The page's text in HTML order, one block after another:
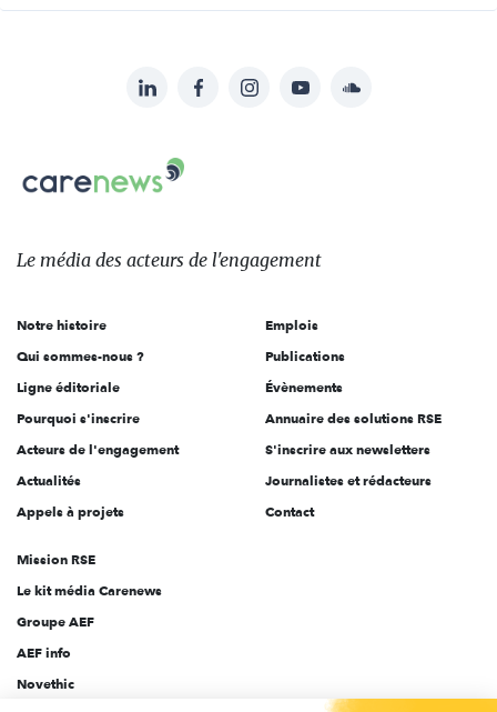
sur:
LinkedInFacebookInstagramYouTubeSoundcloud
Carenews,
Le
des
l'engagement
Le média des acteurs de l'engagement
Notre histoire
Qui sommes-nous ?
Ligne éditoriale
Pourquoi s'inscrire
Acteurs de l'engagement
Actualités
Appels à projets
Emplois
Publications
Évènements
Annuaire des solutions RSE
S'inscrire aux newsletters
Journalistes et rédacteurs
Contact
Mission RSE
Le kit média Carenews
Groupe AEF
AEF info
Novethic